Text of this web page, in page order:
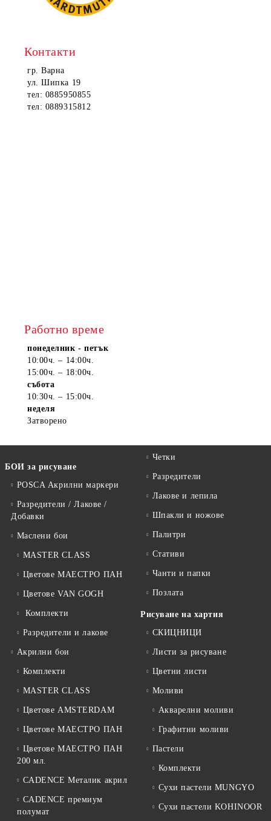
Контакти
гр. Варна
ул. Шипка 19
тел: 0885950855
тел: 0889315812
Работно време
понеделник - петък
10:00ч. – 14:00ч.
15:00ч. – 18:00ч.
събота
10:30ч. – 15:00ч.
неделя
Затворено
БОИ за рисуване
POSCA Акрилни маркери
Разредители / Лакове /
Добавки
Маслени бои
MASTER CLASS
Цветове МАЕСТРО ПАН
Цветове VAN GOGH
Комплекти
Разредители и лакове
Акрилни бои
Комплекти
MASTER CLASS
Цветове AMSTERDAM
Цветове МАЕСТРО ПАН
Цветове МАЕСТРО ПАН
200 мл.
CADENCE Металик акрил
CADENCE премиум
полумат
Четки
Разредители
Лакове и лепила
Шпакли и ножове
Палитри
Стативи
Чанти и папки
Позлата
Рисуване на хартия
СКИЦНИЦИ
Листи за рисуване
Цветни листи
Моливи
Акварелни моливи
Графитни моливи
Пастели
Комплекти
Сухи пастели MUNGYO
Сухи пастели KOHINOOR